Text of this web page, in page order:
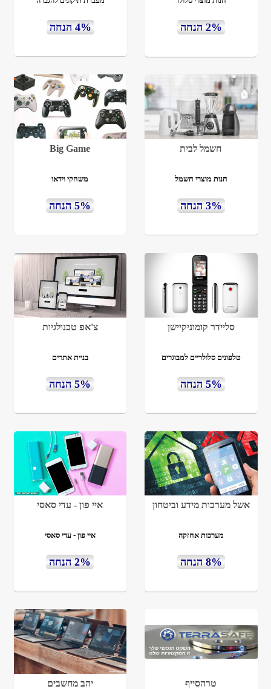
2% הנחה 4% הנחה
חשמל לבית
חנות מוצרי חשמל
3% הנחה
Big Game
משחקי וידאו
5% הנחה
סליידר קומוניקיישן
טלפונים סלולריים למבוגרים
5% הנחה
צ'אפ טכנולגיות
בניית אתרים
5% הנחה
אשל מערכות מידע וביטחון
מערכות אחזקה
8% הנחה
איי פון - עדי סאסי
איי פון - עדי סאסי
2% הנחה
טרהסייף יהב מחשבים